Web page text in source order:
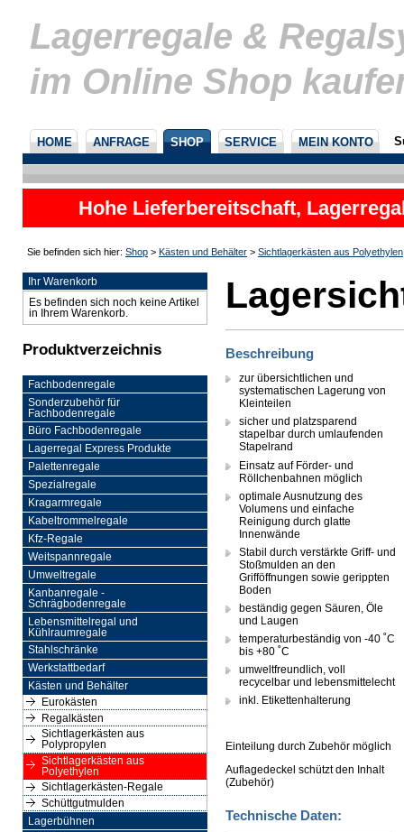
Lagerregale &
im Online Shop
HOME ANFRAGE SHOP SERVICE MEIN KONTO
Hohe Lieferbereitschaft,
nicht
Sie befinden sich hier: Shop > Kästen und Behälter > Sichtlagerkästen aus Polyethylen
Ihr Warenkorb
Es befinden sich noch keine Artikel
in Ihrem Warenkorb.
Produktverzeichnis
Fachbodenregale
Sonderzubehör für
Fachbodenregale
Büro Fachbodenregale
Lagerregal Express Produkte
Palettenregale
Spezialregale
Kragarmregale
Kabeltrommelregale
Kfz-Regale
Weitspannregale
Umweltregale
Kanbanregale -
Schrägbodenregale
Lebensmittelregal und
Kühlraumregale
Stahlschränke
Werkstattbedarf
Kästen und Behälter
Eurokästen
Regalkästen
Sichtlagerkästen aus
Polypropylen
Sichtlagerkästen aus
Polyethylen
Sichtlagerkästen-Regale
Schüttgutmulden
Lagerbühnen
Beschreibung
zur übersichtlichen und
systematischen Lagerung von
Kleinteilen
sicher und platzsparend
stapelbar durch umlaufenden
Stapelrand
Einsatz auf Förder- und
Röllchenbahnen möglich
optimale Ausnutzung des
Volumens und einfache
Reinigung durch glatte
Innenwände
Stabil durch verstärkte Griff- und
Stoßmulden an den
Grifföffnungen sowie gerippten
Boden
beständig gegen Säuren, Öle
und Laugen
temperaturbeständig von -40 ˚C
bis +80 ˚C
umweltfreundlich, voll
recycelbar und lebensmittelecht
inkl. Etikettenhalterung
Einteilung durch Zubehör möglich
Auflagedeckel schützt den Inhalt
(Zubehör)
Technische Daten: